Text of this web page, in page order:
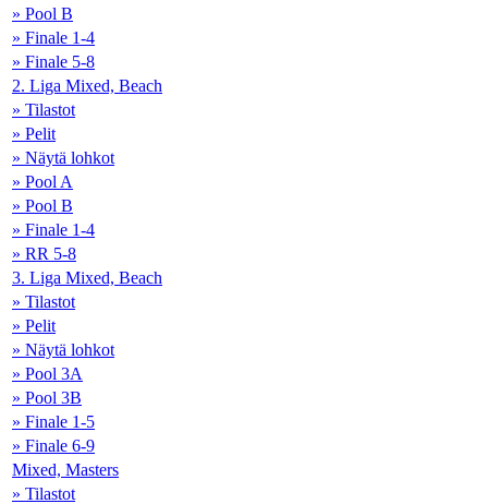
» Pool B
» Finale 1-4
» Finale 5-8
2. Liga Mixed, Beach
» Tilastot
» Pelit
» Näytä lohkot
» Pool A
» Pool B
» Finale 1-4
» RR 5-8
3. Liga Mixed, Beach
» Tilastot
» Pelit
» Näytä lohkot
» Pool 3A
» Pool 3B
» Finale 1-5
» Finale 6-9
Mixed, Masters
» Tilastot